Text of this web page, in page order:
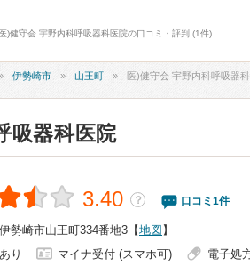
)健守会 宇野内科呼吸器科医院の口コミ・評判 (1件)
伊勢崎市 山王町 医)健守会 宇野内科呼吸器
吸器科医院
3.40 ？ 口コミ 1件
勢崎市山王町334番地3 【地図 】
り
マイナ受付 (スマホ可)
電子処